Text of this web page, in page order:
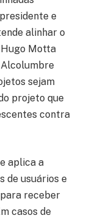
e
alinhar o
Hugo Motta
Alcolumbre
sejam
projeto que
contra
aplica a
de usuários e
receber
casos de